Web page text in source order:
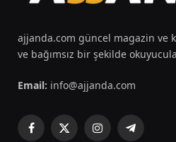
ajjanda.com güncel magazin ve
ve bağımsız bir şekilde
Email: info@ajjanda.com
Facebook
X
InstagramTelegram